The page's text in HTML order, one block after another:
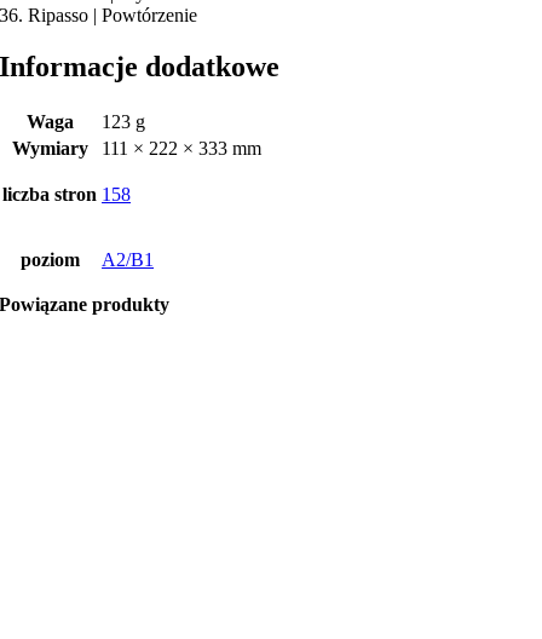
36. Ripasso | Powtórzenie
Informacje dodatkowe
Waga
123 g
Wymiary
111 × 222 × 333 mm
liczba stron 158
poziom A2/B1
Powiązane produkty